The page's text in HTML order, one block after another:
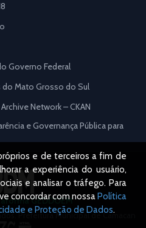
Governo Federal
do Mato Grosso do Sul
Network – CKAN
e Governança Pública para
GEDDOEM
Prefeitura Municipal de Camacan
e de terceiros a fim de
a experiência do usuário,
e analisar o tráfego. Para
concordar com nossaPolítica
e Proteção de Dados.